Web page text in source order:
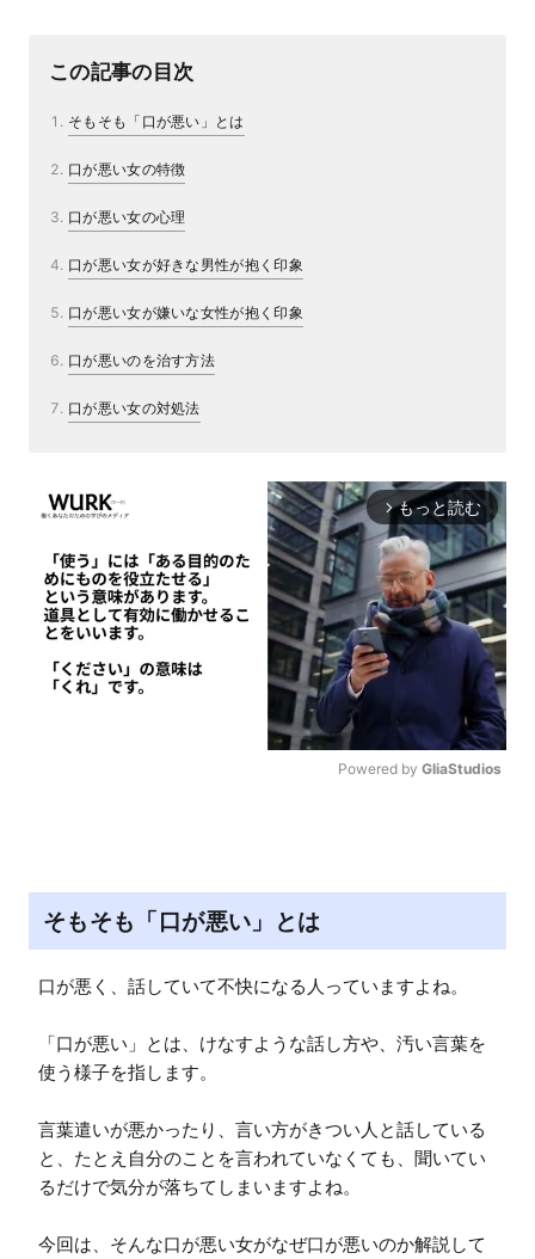
この記事の目次
そもそも「口が悪い」とは
口が悪い女の特徴
口が悪い女の心理
口が悪い女が好きな男性が抱く印象
口が悪い女が嫌いな女性が抱く印象
口が悪いのを治す方法
口が悪い女の対処法
arrow_forward_ios もっと読む
Powered by GliaStudios
そもそも「口が悪い」とは
口が悪く、話していて不快になる人っていますよね。
「口が悪い」とは、けなすような話し方や、汚い言葉を
使う様子を指します。
言葉遣いが悪かったり、言い方がきつい人と話している
と、たとえ自分のことを言われていなくても、聞いてい
るだけで気分が落ちてしまいますよね。
今回は、そんな口が悪い女がなぜ口が悪いのか解説して